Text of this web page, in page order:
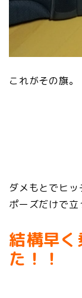
これがその旗。
ダメもとでヒ
ポーズだけで立
結構早
た！！